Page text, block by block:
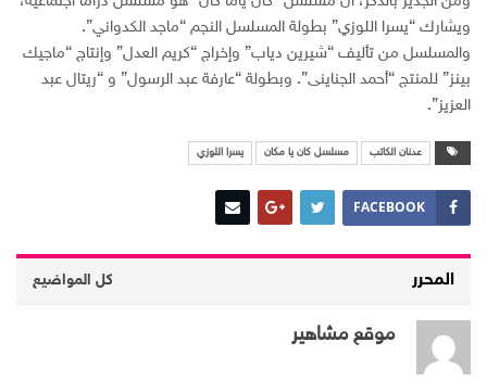
ويشارك “يسرا اللوزي” بطولة المسلسل النجم “ماجد الكدواني”.
والمسلسل من تأليف “شيرين دياب” وإخراج “كريم العدل” وإنتاج “ماجيك
بينز” للمنتج “أحمد الجناينى”. وبطولة “عارفة عبد الرسول” و “ريتال عبد
العزيز”.
عدنان الكاتب مسلسل كان يا مكان يسرا اللوزي
FACEBOOK
المحرر كل المواضيع
موقع مشاهير